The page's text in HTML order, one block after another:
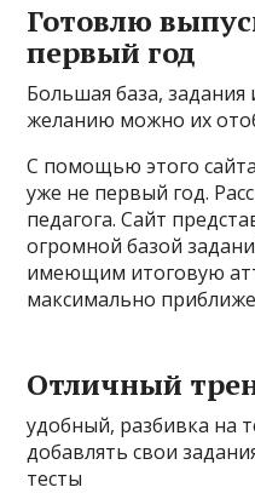
Готовлю
первый год
Большая база,
желанию можно их
С помощью этого
уже не первый год.
педагога. Сайт
огромной базой
имеющим итоговую
максимально
Отличный
удобный, разбивка на
добавлять свои
тесты